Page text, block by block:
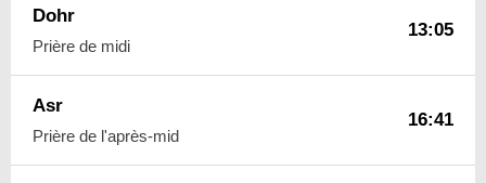
Dohr
Prière de midi
13:05
Asr
Prière de l'après-mid
16:41